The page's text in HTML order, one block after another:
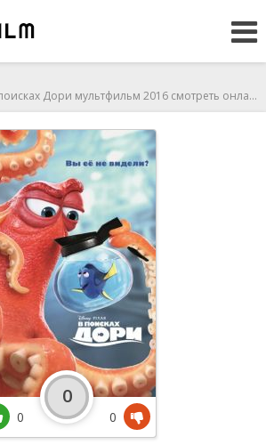
Дори мультфильм 2016 смотреть онлайн
0
0
0